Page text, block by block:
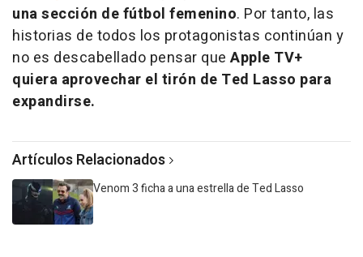
una sección de fútbol femenino. Por tanto, las
historias de todos los protagonistas continúan y
no es descabellado pensar que Apple TV+
quiera aprovechar el tirón de Ted Lasso para
expandirse.
Artículos Relacionados
Venom 3 ficha a una estrella de Ted Lasso